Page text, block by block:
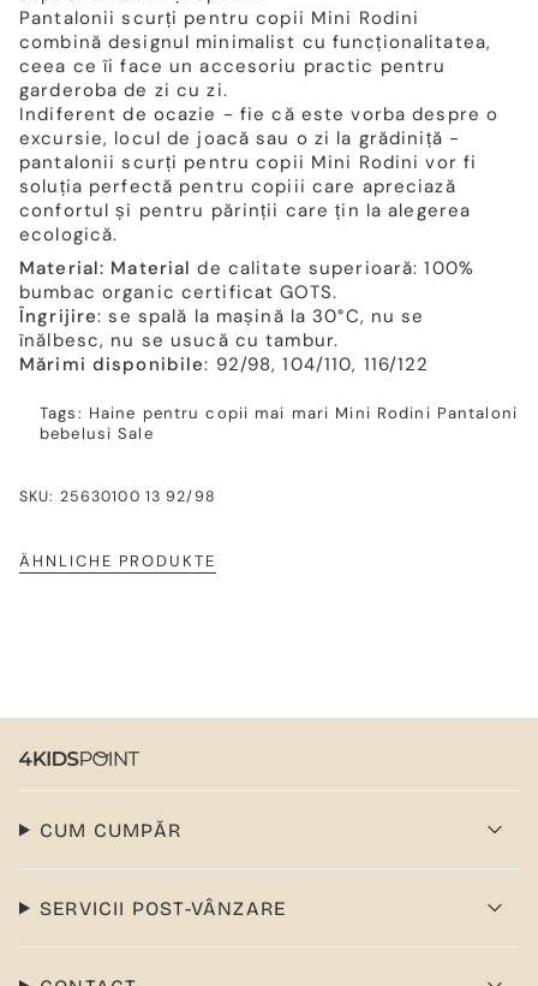
Pantalonii scurți pentru copii Mini Rodini
combină designul minimalist cu funcționalitatea,
ceea ce îi face un accesoriu practic pentru
garderoba de zi cu zi.
Indiferent de ocazie - fie că este vorba despre o
excursie, locul de joacă sau o zi la grădiniță -
pantalonii scurți pentru copii Mini Rodini vor fi
soluția perfectă pentru copiii care apreciază
confortul și pentru părinții care țin la alegerea
ecologică.
Material: Material de calitate superioară: 100%
bumbac organic certificat GOTS.
Îngrijire: se spală la mașină la 30°C, nu se
înălbesc, nu se usucă cu tambur.
Mărimi disponibile: 92/98, 104/110, 116/122
Tags: Haine pentru copii mai mari Mini Rodini Pantaloni
bebelusi Sale
SKU: 25630100 13 92/98
ÄHNLICHE PRODUKTE
CUM CUMPĂR
SERVICII POST-VÂNZARE